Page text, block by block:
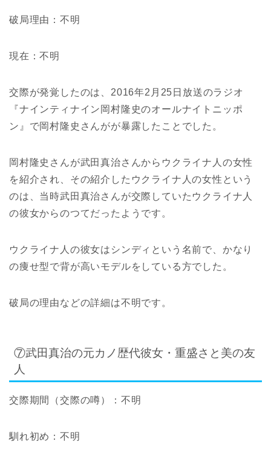
破局理由：不明
現在：不明
交際が発覚したのは、2016年2月25日放送のラジオ
『ナインティナイン岡村隆史のオールナイトニッポ
ン』で岡村隆史さんがが暴露したことでした。
岡村隆史さんが武田真治さんからウクライナ人の女性
を紹介され、その紹介したウクライナ人の女性という
のは、当時武田真治さんが交際していたウクライナ人
の彼女からのつてだったようです。
ウクライナ人の彼女はシンディという名前で、かなり
の痩せ型で背が高いモデルをしている方でした。
破局の理由などの詳細は不明です。
⑦武田真治の元カノ歴代彼女・重盛さと美の友
人
交際期間 （交際の噂） ：不明
馴れ初め：不明